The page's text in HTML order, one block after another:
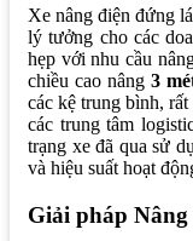
Xe nâng điện đứng
lý tưởng cho các
hẹp với nhu cầu
chiều cao nâng3
các kệ trung bình,
các trung tâm
trạng xe đã qua sử
và hiệu suất hoạt
Giải pháp